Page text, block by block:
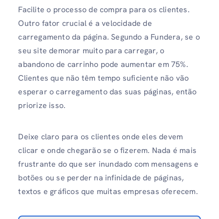
Facilite o processo de compra para os clientes.
Outro fator crucial é a velocidade de
carregamento da página. Segundo a Fundera, se o
seu site demorar muito para carregar, o
abandono de carrinho pode aumentar em 75%.
Clientes que não têm tempo suficiente não vão
esperar o carregamento das suas páginas, então
priorize isso.
Deixe claro para os clientes onde eles devem
clicar e onde chegarão se o fizerem. Nada é mais
frustrante do que ser inundado com mensagens e
botões ou se perder na infinidade de páginas,
textos e gráficos que muitas empresas oferecem.